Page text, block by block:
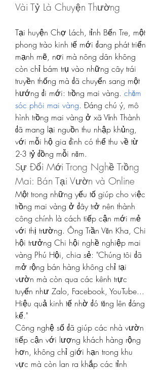
Vài Tỷ Là Chuyện Thường
Tại huyện Chợ Lách, tỉnh Bến Tre, một
phong trào kinh tế mới đang phát triển
mạnh mẽ, nơi mà nông dân không
còn chỉ bám trụ vào những cây trái
truyền thống mà đã chuyển sang một
hướng đi mới: trồng mai vàng. chăm
sóc phôi mai vàng. Đáng chú ý, mô
hình trồng mai vàng ở xã Vĩnh Thành
đã mang lại nguồn thu nhập khủng,
với mỗi hộ gia đình có thể thu về từ
2-3 tỷ đồng mỗi năm.
Sự Đổi Mới Trong Nghề Trồng
Mai: Bán Tại Vườn và Online
Một trong những yếu tố giúp cho việc
trồng mai vàng ở đây trở nên thành
công chính là cách tiếp cận mới mẻ
với thị trường. Ông Trần Văn Kha, Chi
hội trưởng Chi hội nghề nghiệp mai
vàng Phú Hội, chia sẻ: "Chúng tôi đã
mở rộng bán hàng không chỉ tại
vườn mà còn qua các kênh trực
tuyến như Zalo, Facebook, YouTube...
Hiệu quả kinh tế nhờ đó tăng lên đáng
kể."
Công nghệ số đã giúp các nhà vườn
tiếp cận với lượng khách hàng rộng
hơn, không chỉ giới hạn trong khu
vực mà còn lan ra khắp các tỉnh